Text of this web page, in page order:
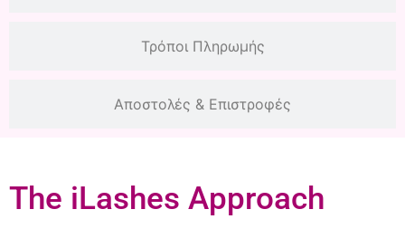
Τρόποι Πληρωμής
Αποστολές & Επιστροφές
The iLashes Approach